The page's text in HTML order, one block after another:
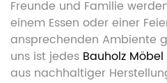
Freunde und Familie
einem Essen oder einer
ansprechenden Ambiente
uns ist jedes Bauholz Möbel
aus nachhaltiger